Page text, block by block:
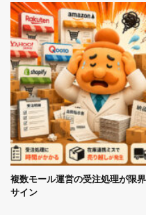
複数モール運営の受注処理が限
サイン